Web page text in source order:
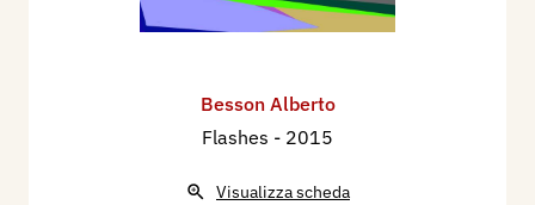
Besson Alberto
Flashes - 2015
Visualizza scheda